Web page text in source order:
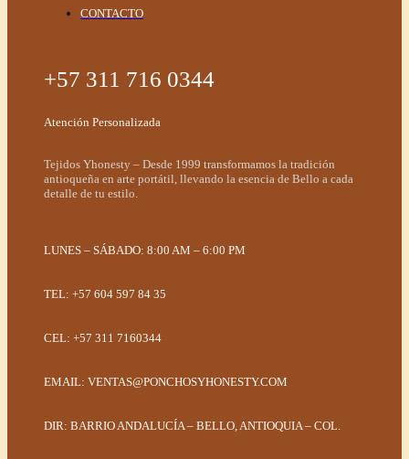
CONTACTO
+57 311 716 0344
Atención Personalizada
Tejidos Yhonesty – Desde 1999 transformamos la tradición
antioqueña en arte portátil, llevando la esencia de Bello a cada
detalle de tu estilo.
LUNES – SÁBADO: 8:00 AM – 6:00 PM
TEL: +57 604 597 84 35
CEL: +57 311 7160344
EMAIL: VENTAS@PONCHOSYHONESTY.COM
DIR: BARRIO ANDALUCÍA – BELLO, ANTIOQUIA – COL.